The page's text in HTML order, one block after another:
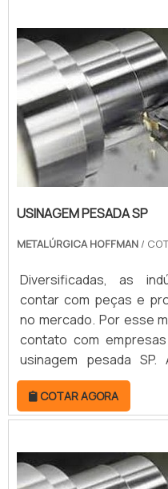
USINAGEM PESADA SP
METALÚRGICA HOFFMAN /
Diversificadas, as
contar com peças e
no mercado. Por esse
contato com
usinagem pesada SP.
usinagem pesada são
elaboração em
robustos. Para
projetos detalhados,
de peças exclusivas
COTAR AGORA